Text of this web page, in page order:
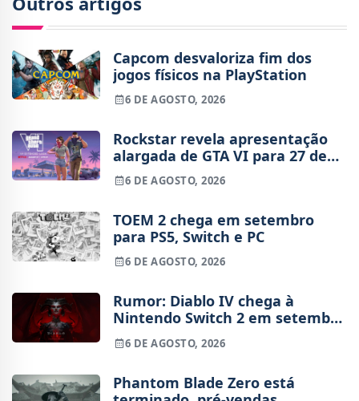
Capcom desvaloriza fim dos
jogos físicos na PlayStation
6 DE AGOSTO, 2026
Rockstar revela apresentação
alargada de GTA VI para 27 de
agosto
6 DE AGOSTO, 2026
TOEM 2 chega em setembro
para PS5, Switch e PC
6 DE AGOSTO, 2026
Rumor: Diablo IV chega à
Nintendo Switch 2 em setembro
e vai custar o preço de um jogo
novo
6 DE AGOSTO, 2026
Phantom Blade Zero está